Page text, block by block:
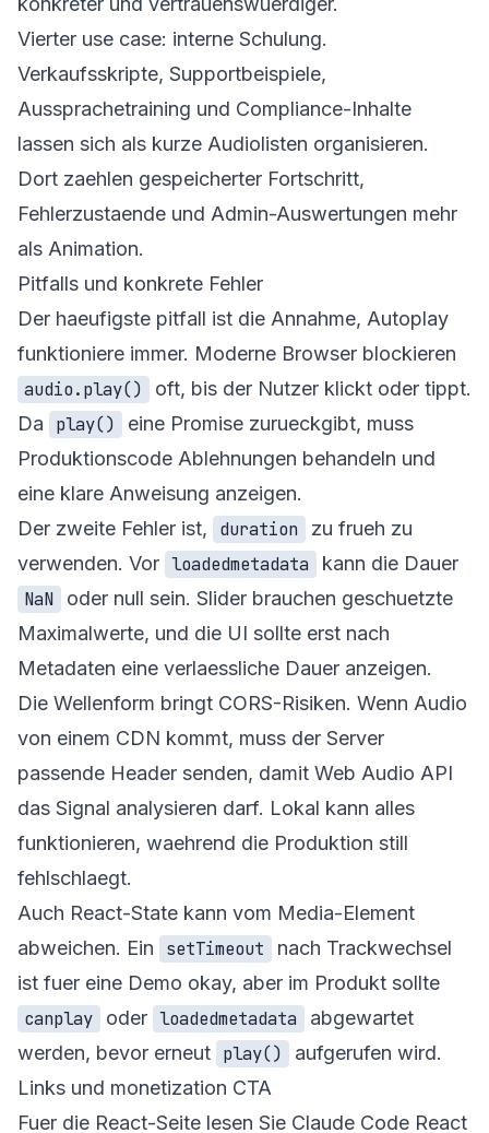
Vierter use case: interne Schulung.
Verkaufsskripte, Supportbeispiele,
Aussprachetraining und Compliance-Inhalte
lassen sich als kurze Audiolisten organisieren.
Dort zaehlen gespeicherter Fortschritt,
Fehlerzustaende und Admin-Auswertungen mehr
als Animation.
Pitfalls und konkrete Fehler
Der haeufigste pitfall ist die Annahme, Autoplay
funktioniere immer. Moderne Browser blockieren
audio.play()
oft, bis der Nutzer klickt oder tippt.
Da
play()
eine Promise zurueckgibt, muss
Produktionscode Ablehnungen behandeln und
eine klare Anweisung anzeigen.
Der zweite Fehler ist,
duration
zu frueh zu
verwenden. Vor loadedmetadata
kann die Dauer
NaN
oder null sein. Slider brauchen geschuetzte
Maximalwerte, und die UI sollte erst nach
Metadaten eine verlaessliche Dauer anzeigen.
Die Wellenform bringt CORS-Risiken. Wenn Audio
von einem CDN kommt, muss der Server
passende Header senden, damit Web Audio API
das Signal analysieren darf. Lokal kann alles
funktionieren, waehrend die Produktion still
fehlschlaegt.
Auch React-State kann vom Media-Element
abweichen. Ein
setTimeout
nach Trackwechsel
ist fuer eine Demo okay, aber im Produkt sollte
canplay
oder loadedmetadata
abgewartet
werden, bevor erneut play()
aufgerufen wird.
Links und monetization CTA
Fuer die React-Seite lesen Sie Claude Code React